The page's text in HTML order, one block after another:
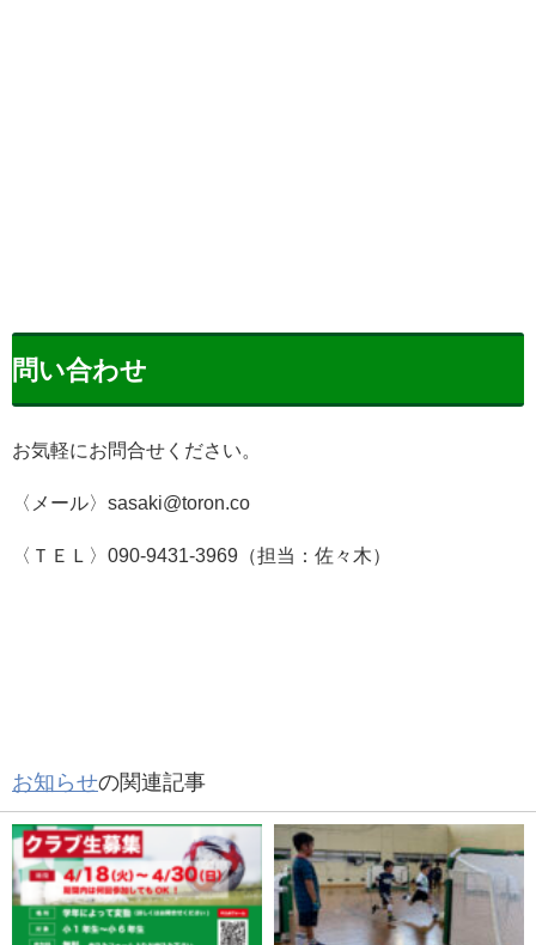
問い合わせ
お気軽にお問合せください。
〈メール〉sasaki@toron.co
〈ＴＥＬ〉090-9431-3969（担当：佐々木）
お知らせの関連記事